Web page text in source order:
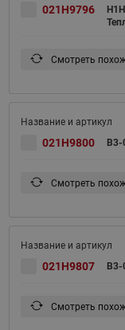
021H9796
Смотреть
021H9800 B3-
Смотреть
021H9807 B3-
Смотреть